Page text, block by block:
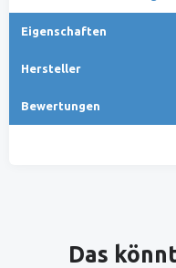
Eigenschaften
Hersteller
Bewertungen
Produktgalerie überspringen
Das